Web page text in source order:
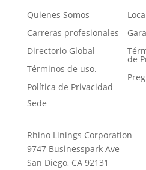
Sede
Rhino Linings Corporation
9747 Businesspark Ave
San Diego, CA 92131
Quienes Somos
Carreras profesionales
Directorio Global
Términos de uso.
Política de Privacidad
de